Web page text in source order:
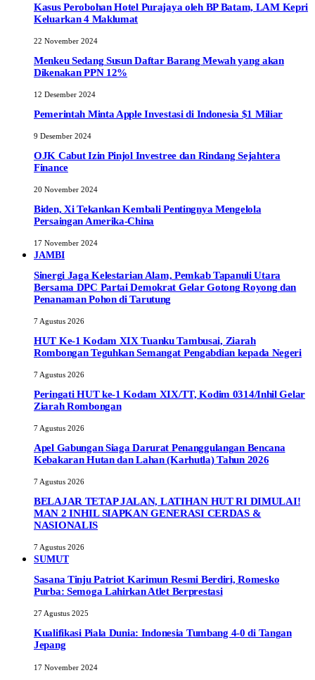
Kasus Perobohan Hotel Purajaya oleh BP Batam, LAM Kepri
Keluarkan 4 Maklumat
22 November 2024
Menkeu Sedang Susun Daftar Barang Mewah yang akan
Dikenakan PPN 12%
12 Desember 2024
Pemerintah Minta Apple Investasi di Indonesia $1 Miliar
9 Desember 2024
OJK Cabut Izin Pinjol Investree dan Rindang Sejahtera
Finance
20 November 2024
Biden, Xi Tekankan Kembali Pentingnya Mengelola
Persaingan Amerika-China
17 November 2024
JAMBI
‎Sinergi Jaga Kelestarian Alam, Pemkab Tapanuli Utara
Bersama DPC Partai Demokrat Gelar Gotong Royong dan
Penanaman Pohon di Tarutung
7 Agustus 2026
HUT Ke-1 Kodam XIX Tuanku Tambusai, Ziarah
Rombongan Teguhkan Semangat Pengabdian kepada Negeri
7 Agustus 2026
Peringati HUT ke-1 Kodam XIX/TT, Kodim 0314/Inhil Gelar
Ziarah Rombongan
7 Agustus 2026
Apel Gabungan Siaga Darurat Penanggulangan Bencana
Kebakaran Hutan dan Lahan (Karhutla) Tahun 2026
7 Agustus 2026
BELAJAR TETAP JALAN, LATIHAN HUT RI DIMULAI!
MAN 2 INHIL SIAPKAN GENERASI CERDAS &
NASIONALIS
7 Agustus 2026
SUMUT
Sasana Tinju Patriot Karimun Resmi Berdiri, Romesko
Purba: Semoga Lahirkan Atlet Berprestasi
27 Agustus 2025
Kualifikasi Piala Dunia: Indonesia Tumbang 4-0 di Tangan
Jepang
17 November 2024